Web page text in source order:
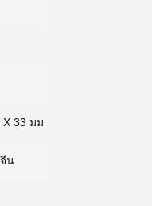
33 มม
น